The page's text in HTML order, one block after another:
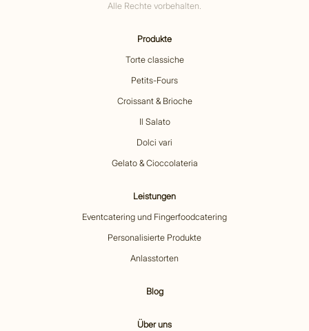
Alle Rechte vorbehalten.
Produkte
Torte classiche
Petits-Fours
Croissant & Brioche
Il Salato
Dolci vari
Gelato & Cioccolateria
Leistungen
Eventcatering und Fingerfoodcatering
Personalisierte Produkte
Anlasstorten
Blog
Über uns